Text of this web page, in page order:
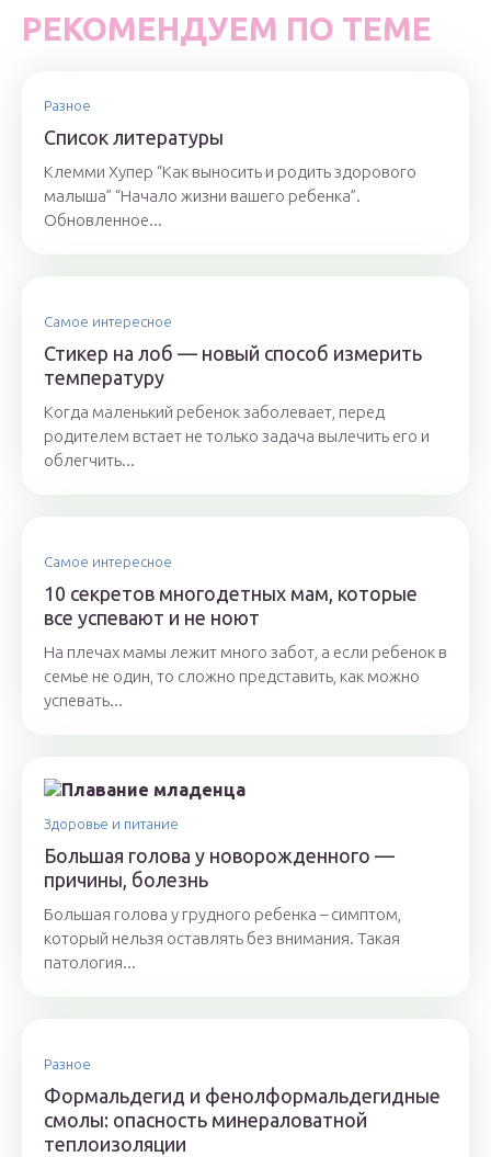
РЕКОМЕНДУЕМ ПО ТЕМЕ
Разное
Список литературы
Клемми Хупер “Как выносить и родить здорового
малыша” “Начало жизни вашего ребенка”.
Обновленное...
Самое интересное
Стикер на лоб — новый способ измерить
температуру
Когда маленький ребенок заболевает, перед
родителем встает не только задача вылечить его и
облегчить...
Самое интересное
10 секретов многодетных мам, которые
все успевают и не ноют
На плечах мамы лежит много забот, а если ребенок в
семье не один, то сложно представить, как можно
успевать...
Здоровье и питание
Большая голова у новорожденного —
причины, болезнь
Большая голова у грудного ребенка – симптом,
который нельзя оставлять без внимания. Такая
патология...
Разное
Формальдегид и фенолформальдегидные
смолы: опасность минераловатной
теплоизоляции